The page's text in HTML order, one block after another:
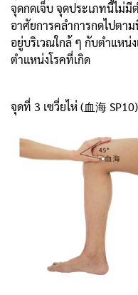
จุดกดเจ็บ จุดประเภทนี้ไม่
อาศัยการคลำการกดไปตา
อยู่บริเวณใกล้ ๆ กับตำแหน่
ตำแหน่งโรคที่เกิด
จุดที่ 3 เซวี่ยไห่ (血海 SP10)